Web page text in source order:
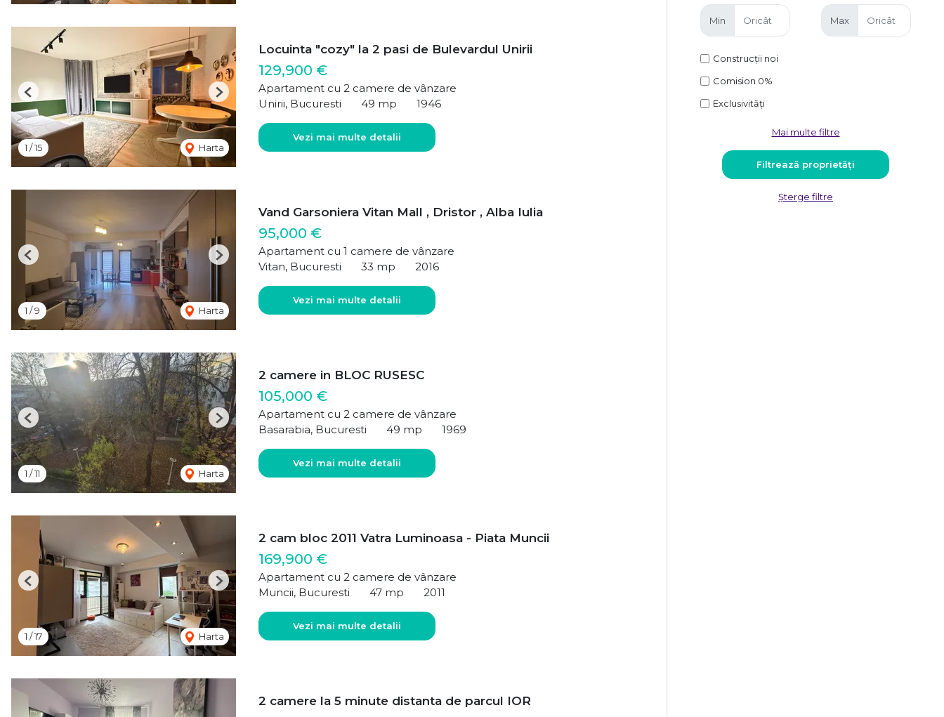
1 /15 Harta
Previous Next
Locuinta "cozy" la 2 pasi de Bulevardul Unirii
129,900 €
Apartament cu 2 camere de vânzare
Unirii, Bucuresti
49 mp 1946
Vezi mai multe detalii
1 /9 Harta
Previous Next
Vand Garsoniera Vitan Mall , Dristor , Alba Iulia
95,000 €
Apartament cu 1 camere de vânzare
Vitan, Bucuresti
33 mp 2016
Vezi mai multe detalii
1 /11 Harta
Previous Next
2 camere in BLOC RUSESC
105,000 €
Apartament cu 2 camere de vânzare
Basarabia, Bucuresti
49 mp 1969
Vezi mai multe detalii
1 /17 Harta
Previous Next
2 cam bloc 2011 Vatra Luminoasa - Piata Muncii
169,900 €
Apartament cu 2 camere de vânzare
Muncii, Bucuresti
47 mp 2011
Vezi mai multe detalii
2 camere la 5 minute distanta de parcul IOR
Min Max
Construcții noi
Comision 0%
Exclusivități
Mai multe filtre
Șterge filtre